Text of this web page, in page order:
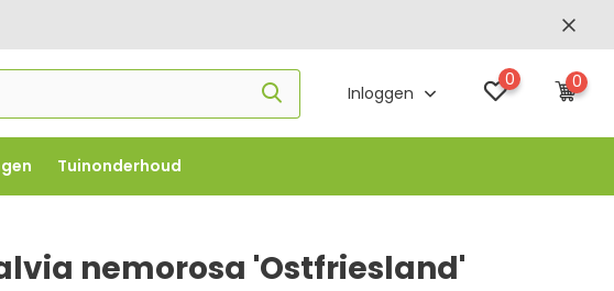
Inloggen
0 0
Tuinonderhoud
-7,5% vanaf €1000 -
nemorosa 'Ostfriesland'